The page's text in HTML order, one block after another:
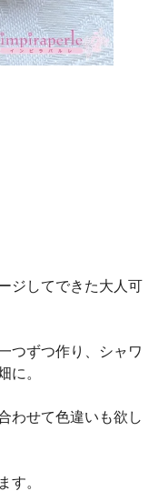
ジしてできた大人可
つずつ作り、シャワ
に。
わせて色違いも欲し
す。